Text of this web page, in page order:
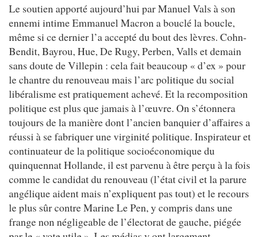
Le soutien apporté aujourd’hui par Manuel Vals à son
ennemi intime Emmanuel Macron a bouclé la boucle,
même si ce dernier l’a accepté du bout des lèvres. Cohn-
Bendit, Bayrou, Hue, De Rugy, Perben, Valls et demain
sans doute de Villepin : cela fait beaucoup « d’ex » pour
le chantre du renouveau mais l’arc politique du social
libéralisme est pratiquement achevé. Et la recomposition
politique est plus que jamais à l’œuvre. On s’étonnera
toujours de la manière dont l’ancien banquier d’affaires a
réussi à se fabriquer une virginité politique. Inspirateur et
continuateur de la politique socioéconomique du
quinquennat Hollande, il est parvenu à être perçu à la fois
comme le candidat du renouveau (l’état civil et la parure
angélique aident mais n’expliquent pas tout) et le recours
le plus sûr contre Marine Le Pen, y compris dans une
frange non négligeable de l’électorat de gauche, piégée